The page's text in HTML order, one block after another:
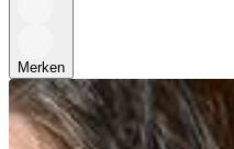
Merken